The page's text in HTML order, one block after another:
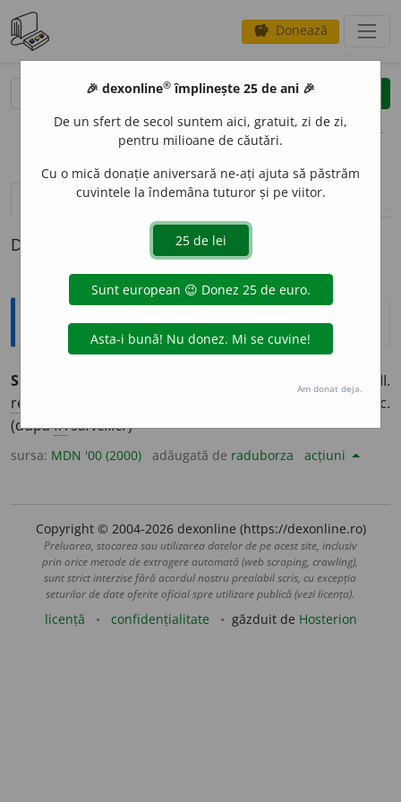
savings Donează
clear
opțiuni
definiții (1) pronunțievolume_up (14)
Definiția cu ID-ul 492616:
Explicative DEX
SUPRAVEGHE
a ține sub observație, a păzi. II.
refl.
a-și controla purtarea, vorbele; a se păzi reciproc.
(dupăfr.surveiller)
sursa: MDN '00 (2000) adăugată de raduborza acțiuni
Copyright © 2004-2026 dexonline (https://dexonline.ro)
Preluarea, stocarea sau utilizarea datelor de pe acest site, inclusiv
prin orice metode de extragere automată (web scraping, crawling),
sunt strict interzise fără acordul nostru prealabil scris, cu excepția
seturilor de date oferite oficial spre utilizare publică (vezi licența).
licență confidențialitate găzduit de Hosterion
🎉 dexonline® împlinește 25 de ani 🎉
De un sfert de secol suntem aici, gratuit, zi de zi,
pentru milioane de căutări.
Cu o mică donație aniversară ne-ați ajuta să păstrăm
cuvintele la îndemâna tuturor și pe viitor.
Am donat deja.